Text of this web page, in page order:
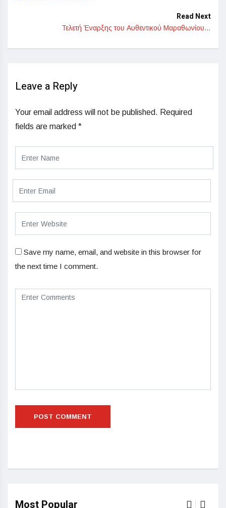
Read Next
Τελετή Έναρξης του Αυθεντικού Μαραθωνίου…
Leave a Reply
Your email address will not be published. Required
fields are marked *
Save my name, email, and website in this browser for
the next time I comment.
Most Popular